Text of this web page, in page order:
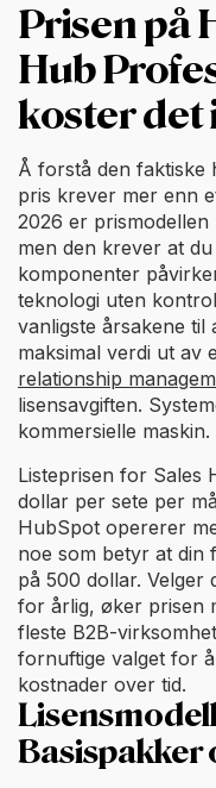
Prisen på
Hub
koster det
Å forstå den faktiske
pris krever mer enn
2026 er
men den krever at
komponenter
teknologi uten
vanligste årsakene til
maksimal verdi ut av
relationship
lisensavgiften.
kommersielle maskin.
Listeprisen for Sales
dollar per sete per
HubSpot opererer
noe som betyr at din
på 500 dollar. Velger
for årlig, øker prisen
fleste B2B-
fornuftige valget for
kostnader over tid.
Basispakker